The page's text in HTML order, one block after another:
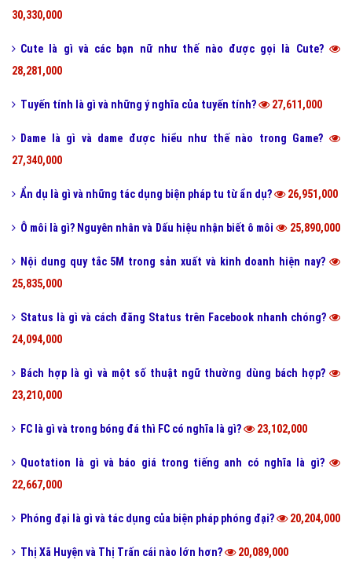
30,330,000
Cute là gì và các bạn nữ như thế nào được gọi là Cute?
28,281,000
Tuyến tính là gì và những ý nghĩa của tuyến tính? 27,611,000
Dame là gì và dame được hiểu như thế nào trong Game?
27,340,000
Ẩn dụ là gì và những tác dụng biện pháp tu từ ẩn dụ? 26,951,000
Ô môi là gì? Nguyên nhân và Dấu hiệu nhận biết ô môi 25,890,000
Nội dung quy tắc 5M trong sản xuất và kinh doanh hiện nay?
25,835,000
Status là gì và cách đăng Status trên Facebook nhanh chóng?
24,094,000
Bách hợp là gì và một số thuật ngữ thường dùng bách hợp?
23,210,000
FC là gì và trong bóng đá thì FC có nghĩa là gì? 23,102,000
Quotation là gì và báo giá trong tiếng anh có nghĩa là gì?
22,667,000
Phóng đại là gì và tác dụng của biện pháp phóng đại? 20,204,000
Thị Xã Huyện và Thị Trấn cái nào lớn hơn? 20,089,000